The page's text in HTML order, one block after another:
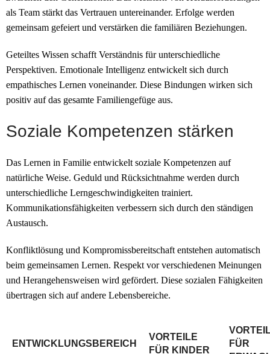
als Team stärkt das Vertrauen untereinander. Erfolge werden
gemeinsam gefeiert und verstärken die familiären Beziehungen.
Geteiltes Wissen schafft Verständnis für unterschiedliche
Perspektiven. Emotionale Intelligenz entwickelt sich durch
empathisches Lernen voneinander. Diese Bindungen wirken sich
positiv auf das gesamte Familiengefüge aus.
Soziale Kompetenzen stärken
Das Lernen in Familie entwickelt soziale Kompetenzen auf
natürliche Weise. Geduld und Rücksichtnahme werden durch
unterschiedliche Lerngeschwindigkeiten trainiert.
Kommunikationsfähigkeiten verbessern sich durch den ständigen
Austausch.
Konfliktlösung und Kompromissbereitschaft entstehen automatisch
beim gemeinsamen Lernen. Respekt vor verschiedenen Meinungen
und Herangehensweisen wird gefördert. Diese sozialen Fähigkeiten
übertragen sich auf andere Lebensbereiche.
ENTWICKLUNGSBEREICH
VORTEILE
FÜR KINDER
FÜR